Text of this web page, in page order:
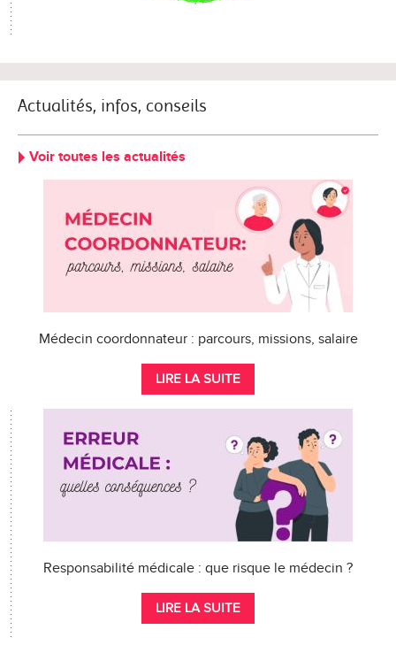
Actualités, infos, conseils
Voir toutes les actualités
Médecin coordonnateur : parcours, missions, salaire
LIRE LA SUITE
Responsabilité médicale : que risque le médecin ?
LIRE LA SUITE